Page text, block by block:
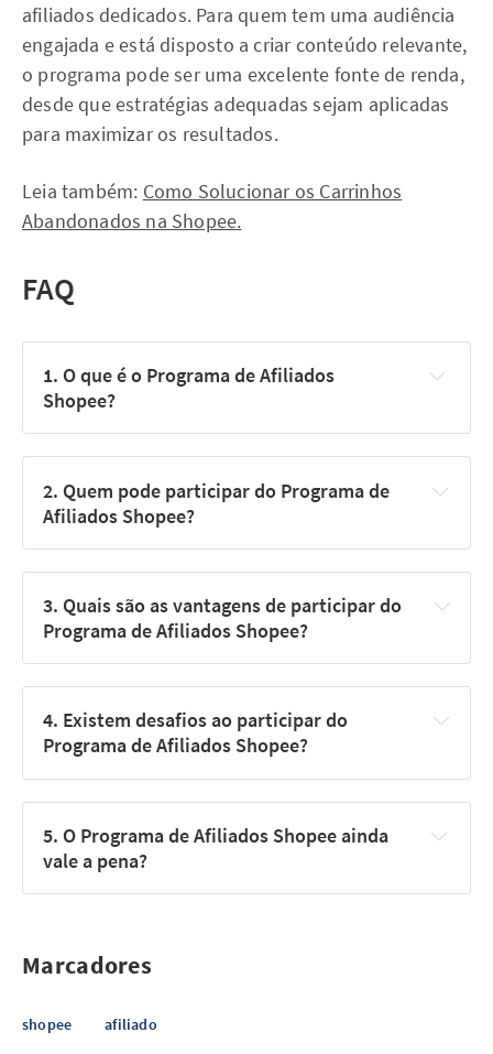
afiliados dedicados. Para quem tem uma audiência
engajada e está disposto a criar conteúdo relevante,
o programa pode ser uma excelente fonte de renda,
desde que estratégias adequadas sejam aplicadas
para maximizar os resultados.
Leia também: Como Solucionar os Carrinhos
Abandonados na Shopee.
FAQ
1. O que é o Programa de Afiliados
Shopee?
Programa de Afiliados Shopee
2. Quem pode participar do Programa de
Afiliados Shopee?
3. Quais são as vantagens de participar do
Programa de Afiliados Shopee?
4. Existem desafios ao participar do
Programa de Afiliados Shopee?
5. O Programa de Afiliados Shopee ainda
vale a pena?
Marcadores
shopee afiliado